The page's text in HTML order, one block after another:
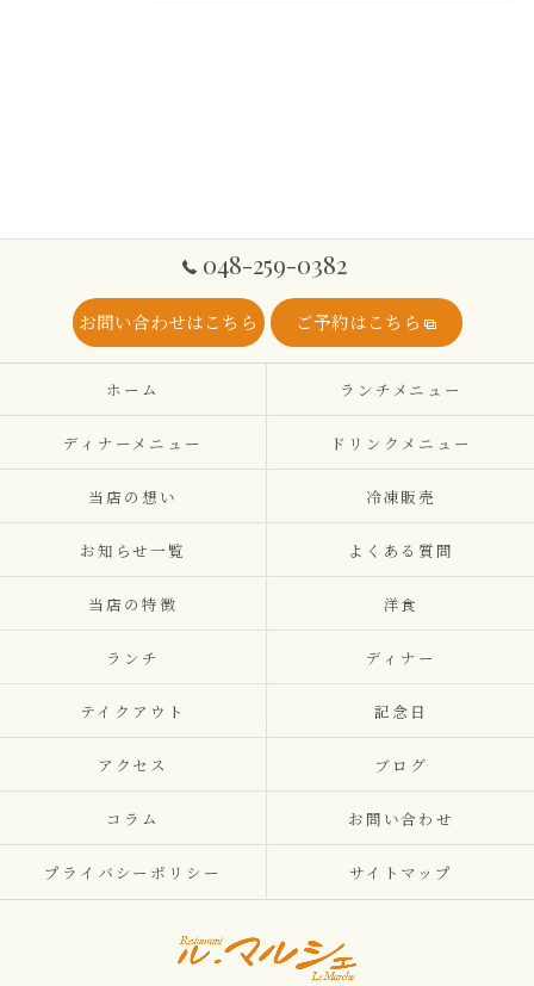
048-259-0382
お問い合わせはこちら ご予約はこちら
ホーム ランチメニュー
ディナーメニュー ドリンクメニュー
当店の想い 冷凍販売
お知らせ一覧 よくある質問
当店の特徴 洋食
ランチ ディナー
テイクアウト 記念日
アクセス ブログ
コラム お問い合わせ
プライバシーポリシー サイトマップ